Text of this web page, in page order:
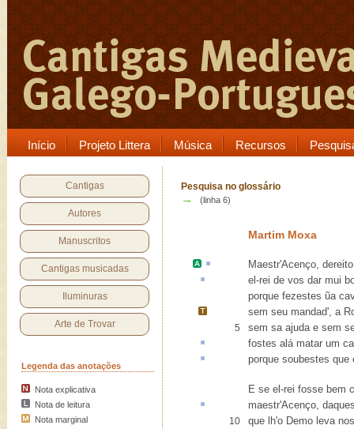
Início Projeto Littera Música Recursos
Cantigas
Autores
Manuscritos
Cantigas musicadas
Iluminuras
Arte de Trovar
Legenda das anotações
Nota explicativa
Nota de leitura
Nota marginal
Pesquisa no glossário
→ (linha 6)
Martim Moxa
Maestr'Acenço,
el-rei de vos dar mui
porque fezestes ũa
sem seu mandad', a
5
sem sa ajuda e sem
fostes alámatar um
porque soubestes
E se el-rei fosse bem
maestr'Acenço,
10
que lh'o Demo leva